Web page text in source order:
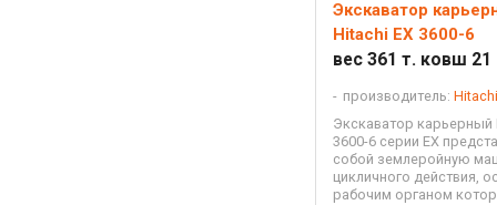
Экскаватор
Hitachi EX 3600-6
вес 361 т. ковш 21
производитель: Hitachi
Экскаватор карьерный
3600-6 серии EX
собой земле­ройную
цикличного действия,
рабочим органом